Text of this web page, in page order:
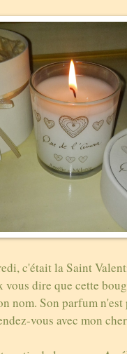
c'était la Saint
vous dire que cette
nom. Son parfum
vous avec mon